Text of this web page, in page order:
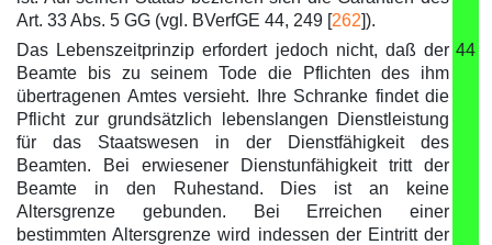
Art. 33 Abs. 5 GG (vgl. BVerfGE 44, 249 [262]).
Das Lebenszeitprinzip erfordert jedoch nicht, daß der
Beamte bis zu seinem Tode die Pflichten des ihm
übertragenen Amtes versieht. Ihre Schranke findet die
Pflicht zur grundsätzlich lebenslangen Dienstleistung
für das Staatswesen in der Dienstfähigkeit des
Beamten. Bei erwiesener Dienstunfähigkeit tritt der
Beamte in den Ruhestand. Dies ist an keine
Altersgrenze gebunden. Bei Erreichen einer
bestimmten Altersgrenze wird indessen der Eintritt der
44